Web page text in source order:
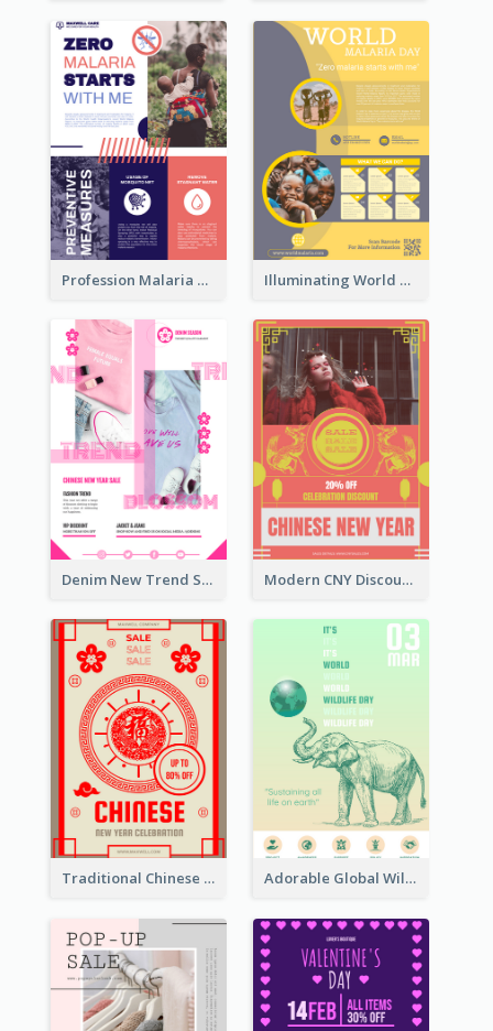
Profession Malaria Prevention Poster Design Illuminating World Malaria Day Promotion Poster Design
Denim New Trend Sale Poster Modern CNY Discount Poster Design
Traditional Chinese New Year Promotional Designs Adorable Global Wildlife Poster Design Idea